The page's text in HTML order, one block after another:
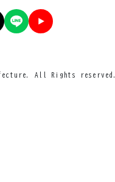
All Rights reserved.